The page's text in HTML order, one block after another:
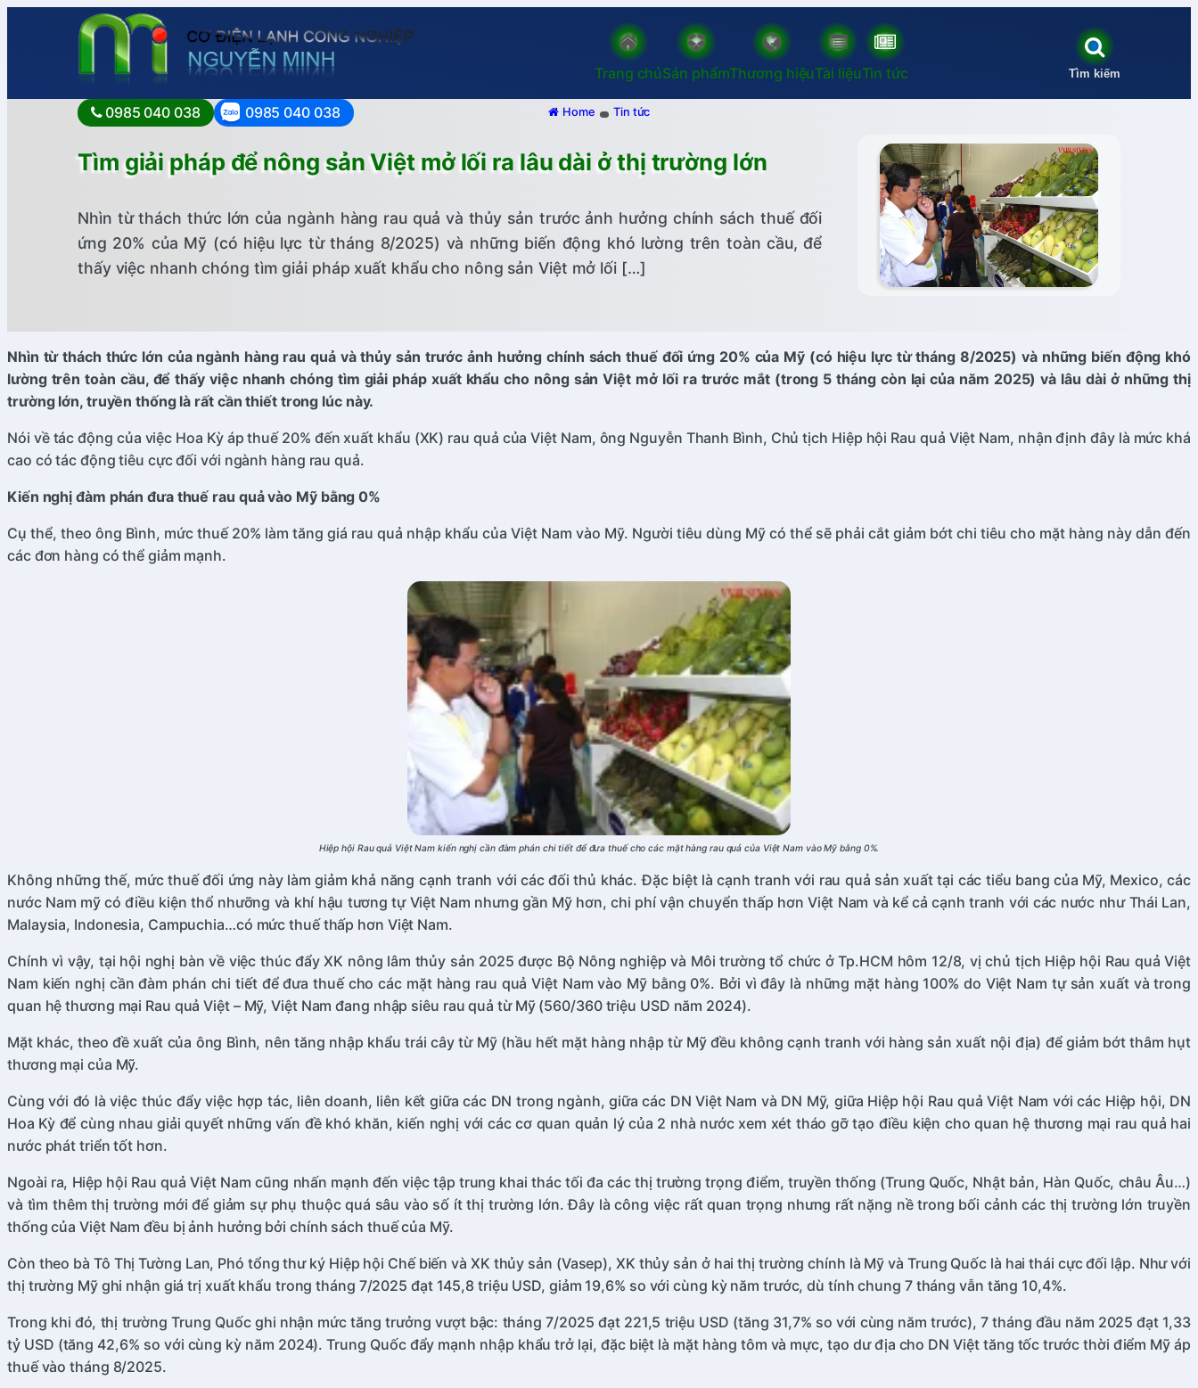
Trang chủSản phẩmThương hiệuTài liệuTin tức Tìm kiếm
0985 040 038 0985 040 038 Home Tin tức
Tìm giải pháp để nông sản Việt mở lối ra lâu dài ở thị trường lớn
Nhìn từ thách thức lớn của ngành hàng rau quả và thủy sản trước ảnh hưởng chính sách thuế đối
ứng 20% của Mỹ (có hiệu lực từ tháng 8/2025) và những biến động khó lường trên toàn cầu, để
thấy việc nhanh chóng tìm giải pháp xuất khẩu cho nông sản Việt mở lối […]
Nhìn từ thách thức lớn của ngành hàng rau quả và thủy sản trước ảnh hưởng chính sách thuế đối ứng 20% của Mỹ (có hiệu lực từ tháng 8/2025) và những biến động khó
lường trên toàn cầu, để thấy việc nhanh chóng tìm giải pháp xuất khẩu cho nông sản Việt mở lối ra trước mắt (trong 5 tháng còn lại của năm 2025) và lâu dài ở những thị
trường lớn, truyền thống là rất cần thiết trong lúc này.
Nói về tác động của việc Hoa Kỳ áp thuế 20% đến xuất khẩu (XK) rau quả của Việt Nam, ông Nguyễn Thanh Bình, Chủ tịch Hiệp hội Rau quả Việt Nam, nhận định đây là mức khá
cao có tác động tiêu cực đối với ngành hàng rau quả.
Kiến nghị đàm phán đưa thuế rau quả vào Mỹ bằng 0%
Cụ thể, theo ông Bình, mức thuế 20% làm tăng giá rau quả nhập khẩu của Việt Nam vào Mỹ. Người tiêu dùng Mỹ có thể sẽ phải cắt giảm bớt chi tiêu cho mặt hàng này dẫn đến
các đơn hàng có thể giảm mạnh.
Hiệp hội Rau quả Việt Nam kiến nghị cần đàm phán chi tiết để đưa thuế cho các mặt hàng rau quả của Việt Nam vào Mỹ bằng 0%.
Không những thế, mức thuế đối ứng này làm giảm khả năng cạnh tranh với các đối thủ khác. Đặc biệt là cạnh tranh với rau quả sản xuất tại các tiểu bang của Mỹ, Mexico, các
nước Nam mỹ có điều kiện thổ nhưỡng và khí hậu tương tự Việt Nam nhưng gần Mỹ hơn, chi phí vận chuyển thấp hơn Việt Nam và kể cả cạnh tranh với các nước như Thái Lan,
Malaysia, Indonesia, Campuchia…có mức thuế thấp hơn Việt Nam.
Chính vì vậy, tại hội nghị bàn về việc thúc đẩy XK nông lâm thủy sản 2025 được Bộ Nông nghiệp và Môi trường tổ chức ở Tp.HCM hôm 12/8, vị chủ tịch Hiệp hội Rau quả Việt
Nam kiến nghị cần đàm phán chi tiết để đưa thuế cho các mặt hàng rau quả Việt Nam vào Mỹ bằng 0%. Bởi vì đây là những mặt hàng 100% do Việt Nam tự sản xuất và trong
quan hệ thương mại Rau quả Việt – Mỹ, Việt Nam đang nhập siêu rau quả từ Mỹ (560/360 triệu USD năm 2024).
Mặt khác, theo đề xuất của ông Bình, nên tăng nhập khẩu trái cây từ Mỹ (hầu hết mặt hàng nhập từ Mỹ đều không cạnh tranh với hàng sản xuất nội địa) để giảm bớt thâm hụt
thương mại của Mỹ.
Cùng với đó là việc thúc đẩy việc hợp tác, liên doanh, liên kết giữa các DN trong ngành, giữa các DN Việt Nam và DN Mỹ, giữa Hiệp hội Rau quả Việt Nam với các Hiệp hội, DN
Hoa Kỳ để cùng nhau giải quyết những vấn đề khó khăn, kiến nghị với các cơ quan quản lý của 2 nhà nước xem xét tháo gỡ tạo điều kiện cho quan hệ thương mại rau quả hai
nước phát triển tốt hơn.
Ngoài ra, Hiệp hội Rau quả Việt Nam cũng nhấn mạnh đến việc tập trung khai thác tối đa các thị trường trọng điểm, truyền thống (Trung Quốc, Nhật bản, Hàn Quốc, châu Âu…)
và tìm thêm thị trường mới để giảm sự phụ thuộc quá sâu vào số ít thị trường lớn. Đây là công việc rất quan trọng nhưng rất nặng nề trong bối cảnh các thị trường lớn truyền
thống của Việt Nam đều bị ảnh hưởng bởi chính sách thuế của Mỹ.
Còn theo bà Tô Thị Tường Lan, Phó tổng thư ký Hiệp hội Chế biến và XK thủy sản (Vasep), XK thủy sản ở hai thị trường chính là Mỹ và Trung Quốc là hai thái cực đối lập. Như với
thị trường Mỹ ghi nhận giá trị xuất khẩu trong tháng 7/2025 đạt 145,8 triệu USD, giảm 19,6% so với cùng kỳ năm trước, dù tính chung 7 tháng vẫn tăng 10,4%.
Trong khi đó, thị trường Trung Quốc ghi nhận mức tăng trưởng vượt bậc: tháng 7/2025 đạt 221,5 triệu USD (tăng 31,7% so với cùng năm trước), 7 tháng đầu năm 2025 đạt 1,33
tỷ USD (tăng 42,6% so với cùng kỳ năm 2024). Trung Quốc đẩy mạnh nhập khẩu trở lại, đặc biệt là mặt hàng tôm và mực, tạo dư địa cho DN Việt tăng tốc trước thời điểm Mỹ áp
thuế vào tháng 8/2025.